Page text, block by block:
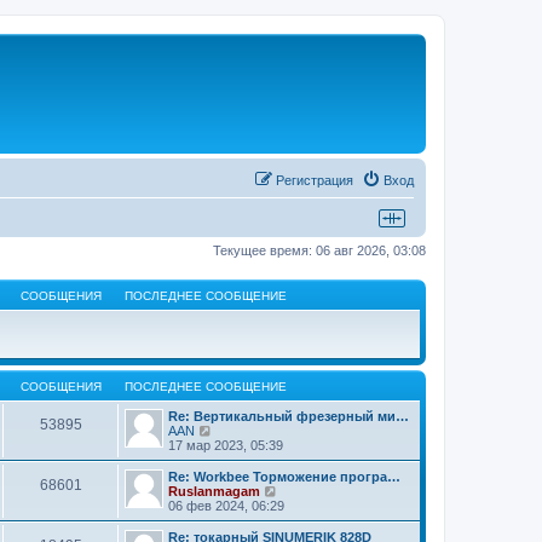
Вход
Регистрация
Текущее время: 06 авг 2026, 03:08
СООБЩЕНИЯ ПОСЛЕДНЕЕ СООБЩЕНИЕ
СООБЩЕНИЯ ПОСЛЕДНЕЕ СООБЩЕНИЕ
53895
Re: Вертикальный фрезерный ми…
AAN
е
р
е
й
т
17 мар 2023, 05:39
68601
Re: Workbee Торможение програ…
Ruslanmagam
е
р
е
06 фев 2024, 06:29
Re: токарный SINUMERIK 828D